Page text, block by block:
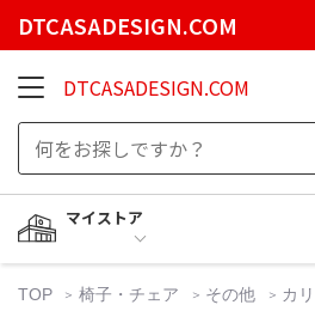
DTCASADESIGN.COM
DTCASADESIGN.COM
マイストア
TOP 椅子・チェア その他
カ